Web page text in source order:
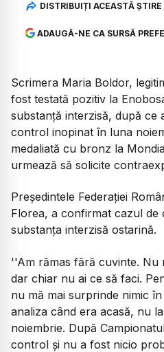
DISTRIBUIȚI ACEASTĂ ȘTIRE
ADAUGĂ-NE CA SURSĂ
Scrimera Maria Boldor,
fost testată pozitiv la
substanță interzisă, după ce
control inopinat în luna
medaliată cu bronz la
urmează să solicite
Președintele Federaţiei
Florea, a confirmat cazul de
substanţa interzisă ostarină.
''Am rămas fără cuvinte. Nu
dar chiar nu ai ce să faci.
nu mă mai surprinde nimic
analiza când era acasă, nu
noiembrie. După
control şi nu a fost nicio